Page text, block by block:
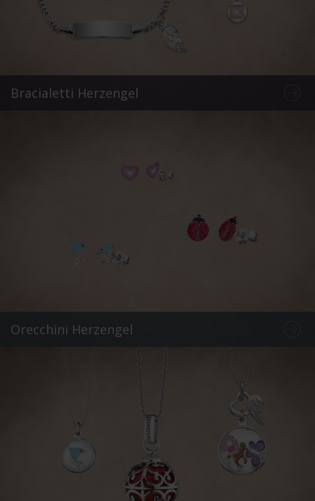
Bracialetti Herzengel
Orecchini Herzengel